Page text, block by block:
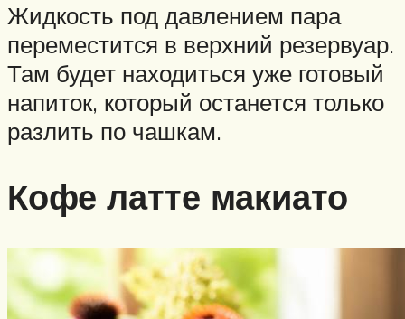
Жидкость под давлением пара
переместится в верхний резервуар.
Там будет находиться уже готовый
напиток, который останется только
разлить по чашкам.
Кофе латте макиато